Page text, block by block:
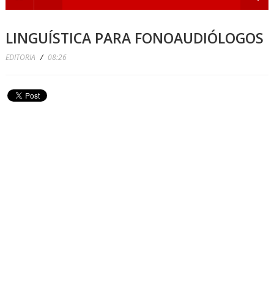
LINGUÍSTICA PARA FONOAUDIÓLOGOS
EDITORIA / 08:26